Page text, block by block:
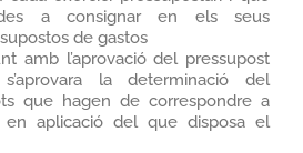
a consignar en els seus
de gastos
amb l’aprovació del pressupost
la determinació del
que hagen de correspondre a
en aplicació del que disposa el